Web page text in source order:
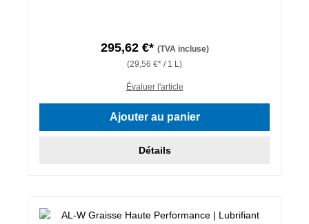
295,62 €* (TVA incluse)
(29,56 €* / 1 L)
Évaluer l'article
Ajouter au panier
Détails